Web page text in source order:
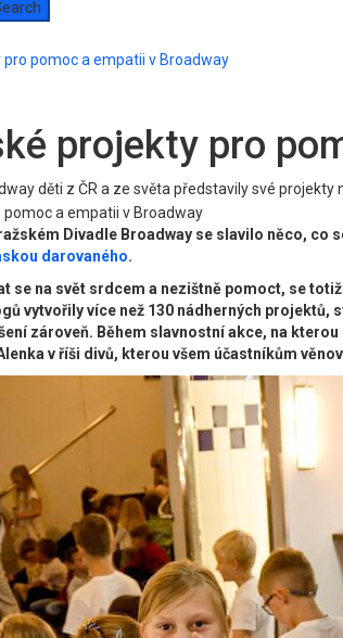
pro pomoc a empatii v Broadway
projekty pro
děti z ČR a ze světa představily své
Divadle Broadway se slavilo něco, co
darovaného.
se na svět srdcem a nezištně pomoct, se
vytvořily více než 130 nádherných
zároveň. Během slavnostní akce, na
v říši divů, kterou všem účastníkům